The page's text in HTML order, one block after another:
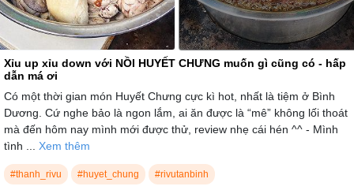
Xỉu up xỉu down với NỒI HUYẾT CHƯNG muốn gì cũng có - hấp
dẫn má ơi
Có một thời gian món Huyết Chưng cực kì hot, nhất là tiệm ở Bình
Dương. Cứ nghe bảo là ngon lắm, ai ăn được là “mê” không lối thoát
mà đến hôm nay mình mới được thử, review nhẹ cái hén ^^ - Mình
tình ... Xem thêm
#thanh_rivu #huyet_chung #rivutanbinh